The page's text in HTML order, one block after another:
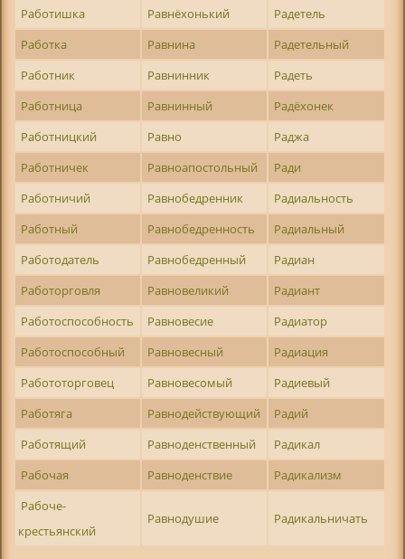
Работишка
Равнёхонький
Радетель
Работка
Равнина
Радетельный
Работник
Равнинник
Радеть
Работница
Равнинный
Радёхонек
Работницкий
Равно
Раджа
Работничек
Равноапостольный
Ради
Работничий
Равнобедренник
Радиальность
Работный
Равнобедренность
Радиальный
Работодатель
Равнобедренный
Радиан
Работорговля
Равновеликий
Радиант
Работоспособность
Равновесие
Радиатор
Работоспособный
Равновесный
Радиация
Работоторговец
Равновесомый
Радиевый
Работяга
Равнодействующий
Радий
Работящий
Равноденственный
Радикал
Рабочая
Равноденствие
Радикализм
Рабоче-
крестьянский
Равнодушие Радикальничать